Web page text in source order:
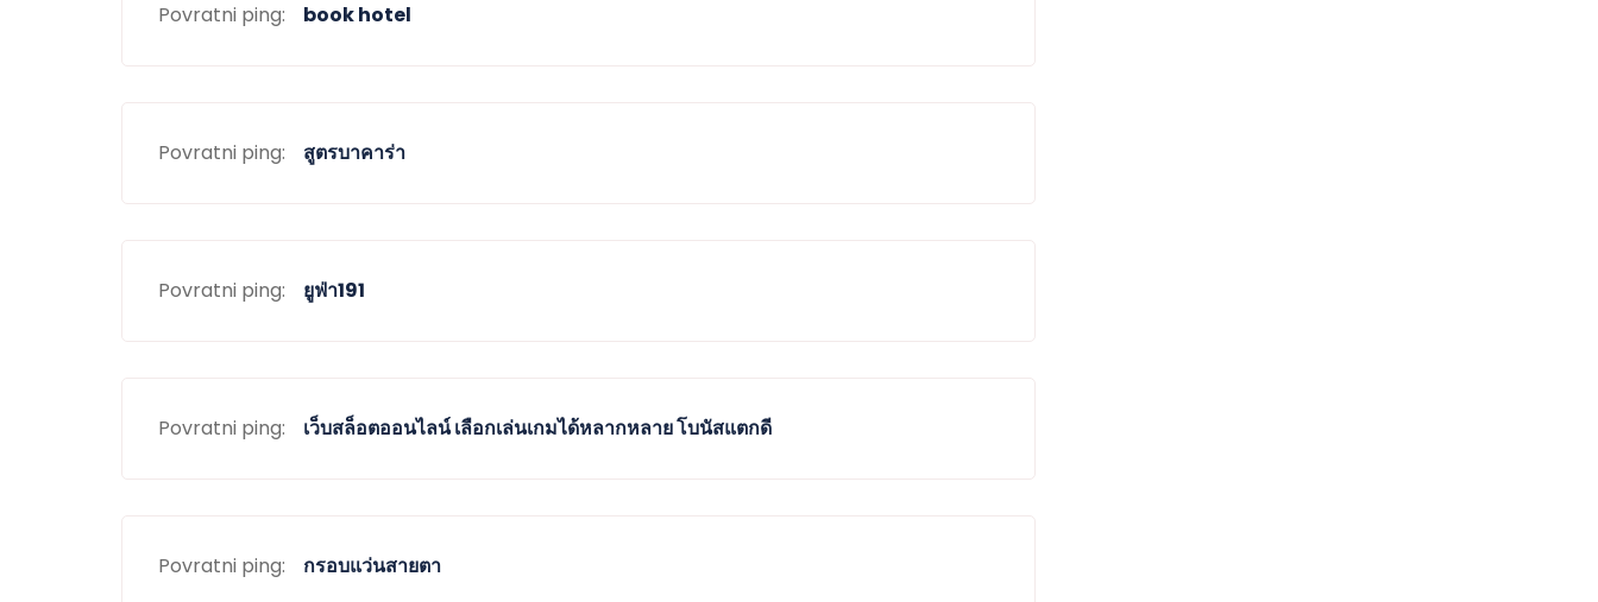
Povratni ping: book hotel
Povratni ping: สูตรบาคาร่า
Povratni ping: ยูฟ่า191
Povratni ping: เว็บสล็อตออนไลน์ เลือกเล่นเกมได้หลากหลาย โบนัสแตกดี
Povratni ping: กรอบแว่นสายตา